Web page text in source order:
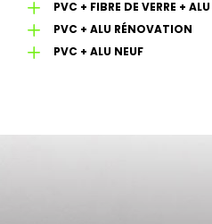
L PVC + FIBRE DE VERRE + ALU
L PVC + ALU RÉNOVATION
L PVC + ALU NEUF